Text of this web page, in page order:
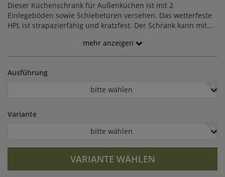
Dieser Küchenschrank für Außenküchen ist mit 2
Einlegeböden sowie Schiebetüren versehen. Das wetterfeste
HPL ist strapazierfähig und kratzfest. Der Schrank kann mit
einer modernen Gartenküche kombiniert werden.
mehr anzeigen
Ausführung
bitte wählen
Variante
bitte wählen
VARIANTE WÄHLEN